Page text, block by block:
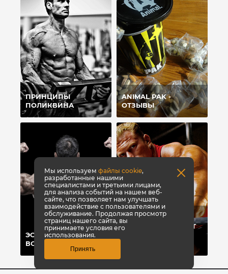
ПРИНЦИПЫ
ПОЛИКВИНА
ANIMAL PAK -
ОТЗЫВЫ
ЭСТЕТИКА ПРЕЖДЕ
ВСЕГО
ТОП-8 СПОСОБОВ,
КОТОРЫЕ ПОМОГУТ
Мы используемфайлы cookie,
разработанные нашими
специалистами и третьими лицами,
для анализа событий на нашем веб-
сайте, что позволяет нам улучшать
взаимодействие с пользователями и
обслуживание. Продолжая просмотр
страниц нашего сайта, вы
принимаете условия его
использования.
Принять